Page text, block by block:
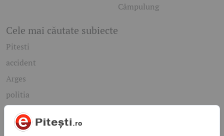
Câmpulung
Cele mai căutate subiecte
Pitesti
accident
Arges
politia
mioveni